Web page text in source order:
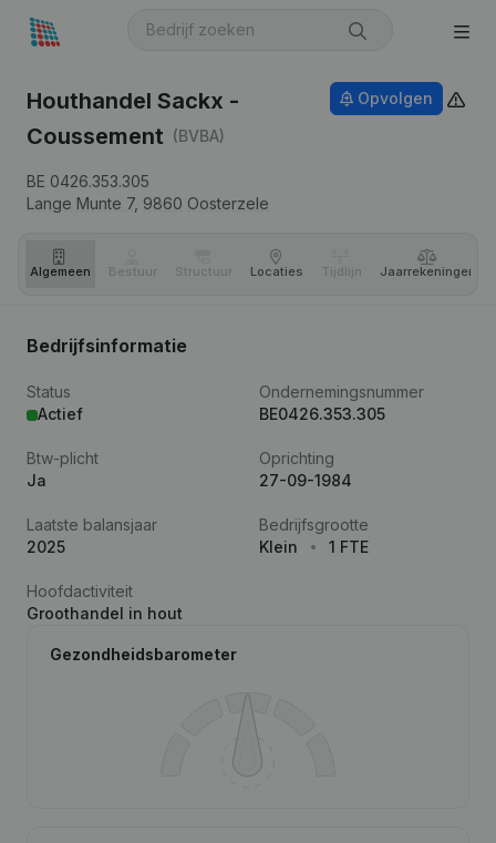
Houthandel Sackx -
Coussement (BVBA)
BE 0426.353.305
Lange Munte 7, 9860 Oosterzele
Opvolgen
Algemeen Bestuur Structuur Locaties Tijdlijn Jaar­rekeningen
Bedrijfsinformatie
Status
Actief
Ondernemingsnummer
BE0426.353.305
Btw-plicht
Ja
Oprichting
27-09-1984
Laatste balansjaar
2025
Bedrijfsgrootte
Klein
1 FTE
Hoofdactiviteit
Groothandel in hout
Gezondheidsbarometer